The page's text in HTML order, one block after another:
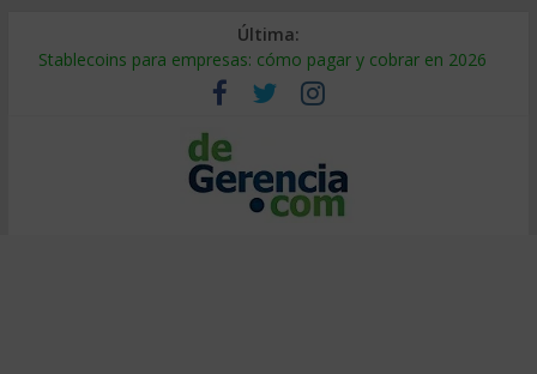
Última:
Stablecoins para empresas: cómo pagar y cobrar en 2026
Despido silencioso: qué es y por qué sale tan caro
IA en selección de personal: cómo auditarla a tiempo
Trabajo forzoso en la cadena de suministro: qué hacer
Mercado hispano de EE. UU.: cómo segmentarlo y venderle